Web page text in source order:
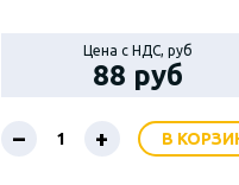
Цена с НДС, руб
88 руб
– + В